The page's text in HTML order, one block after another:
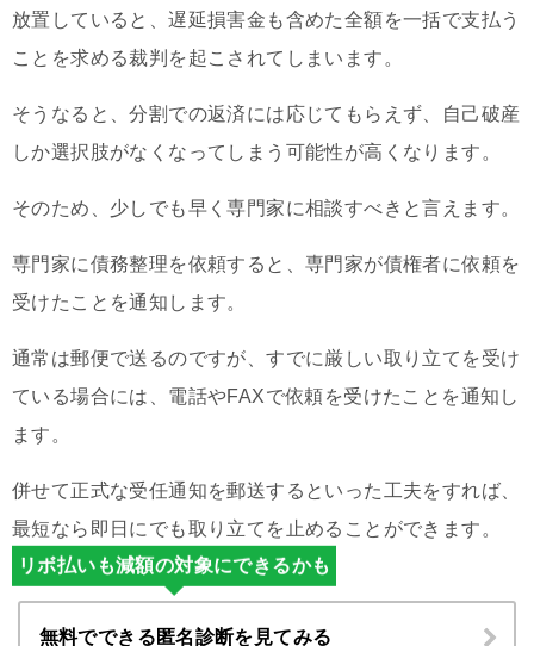
放置していると、遅延損害金も含めた全額を一括で支払う
ことを求める裁判を起こされてしまいます。
そうなると、分割での返済には応じてもらえず、自己破産
しか選択肢がなくなってしまう可能性が高くなります。
そのため、少しでも早く専門家に相談すべきと言えます。
専門家に債務整理を依頼すると、専門家が債権者に依頼を
受けたことを通知します。
通常は郵便で送るのですが、すでに厳しい取り立てを受け
ている場合には、電話やFAXで依頼を受けたことを通知し
ます。
併せて正式な受任通知を郵送するといった工夫をすれば、
最短なら即日にでも取り立てを止めることができます。
リボ払いも減額の対象にできるかも
無料でできる匿名診断を見てみる